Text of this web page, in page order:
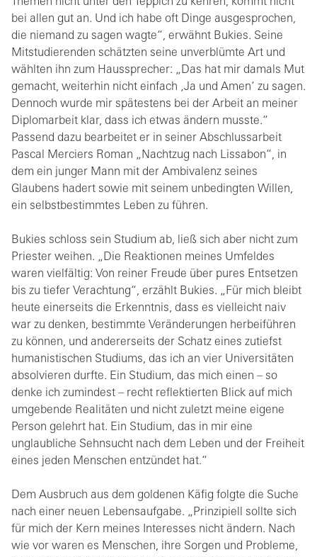
Themen nicht unter den Teppich zu kehren, kommt nicht
bei allen gut an. Und ich habe oft Dinge ausgesprochen,
die niemand zu sagen wagte“, erwähnt Bukies. Seine
Mitstudierenden schätzten seine unverblümte Art und
wählten ihn zum Haussprecher: „Das hat mir damals Mut
gemacht, weiterhin nicht einfach ‚Ja und Amen‘ zu sagen.
Dennoch wurde mir spätestens bei der Arbeit an meiner
Diplomarbeit klar, dass ich etwas ändern musste.“
Passend dazu bearbeitet er in seiner Abschlussarbeit
Pascal Merciers Roman „Nachtzug nach Lissabon“, in
dem ein junger Mann mit der Ambivalenz seines
Glaubens hadert sowie mit seinem unbedingten Willen,
ein selbstbestimmtes Leben zu führen.
Bukies schloss sein Studium ab, ließ sich aber nicht zum
Priester weihen. „Die Reaktionen meines Umfeldes
waren vielfältig: Von reiner Freude über pures Entsetzen
bis zu tiefer Verachtung“, erzählt Bukies. „Für mich bleibt
heute einerseits die Erkenntnis, dass es vielleicht naiv
war zu denken, bestimmte Veränderungen herbeiführen
zu können, und andererseits der Schatz eines zutiefst
humanistischen Studiums, das ich an vier Universitäten
absolvieren durfte. Ein Studium, das mich einen – so
denke ich zumindest – recht reflektierten Blick auf mich
umgebende Realitäten und nicht zuletzt meine eigene
Person gelehrt hat. Ein Studium, das in mir eine
unglaubliche Sehnsucht nach dem Leben und der Freiheit
eines jeden Menschen entzündet hat.“
Dem Ausbruch aus dem goldenen Käfig folgte die Suche
nach einer neuen Lebensaufgabe. „Prinzipiell sollte sich
für mich der Kern meines Interesses nicht ändern. Nach
wie vor waren es Menschen, ihre Sorgen und Probleme,